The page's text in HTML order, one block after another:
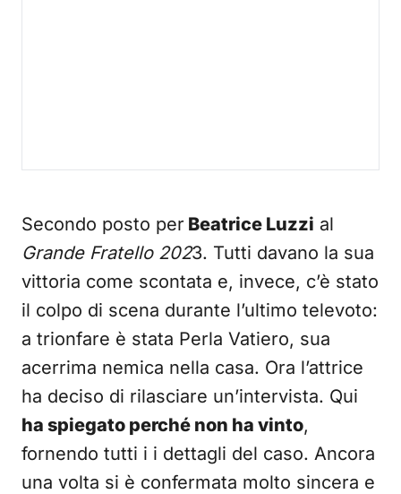
Secondo posto per Beatrice Luzzi al
Grande Fratello 2023. Tutti davano la sua
vittoria come scontata e, invece, c’è stato
il colpo di scena durante l’ultimo televoto:
a trionfare è stata Perla Vatiero, sua
acerrima nemica nella casa. Ora l’attrice
ha deciso di rilasciare un’intervista. Qui
ha spiegato perché non ha vinto,
fornendo tutti i i dettagli del caso. Ancora
una volta si è confermata molto sincera e